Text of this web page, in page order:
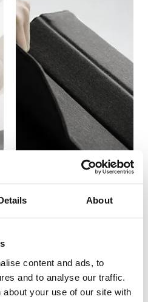
About
content and ads, to
and to analyse our traffic.
your use of our site with